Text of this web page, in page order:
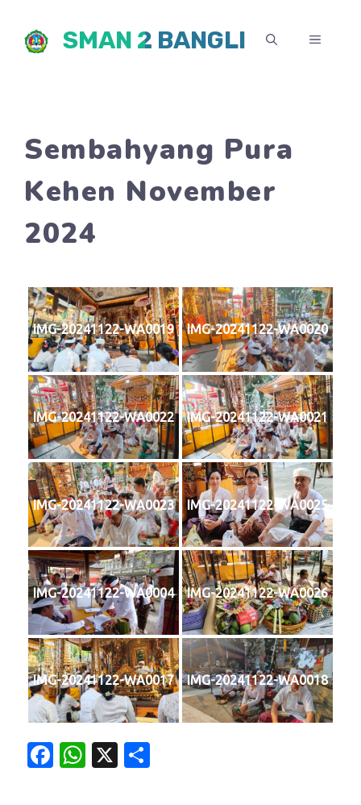
SMAN 2 BANGLI MENU
Sembahyang Pura
Kehen November
2024
IMG-20241122-WA0019 IMG-20241122-WA0020
IMG-20241122-WA0022 IMG-20241122-WA0021
IMG-20241122-WA0023 IMG-20241122-WA0025
IMG-20241122-WA0004 IMG-20241122-WA0026
IMG-20241122-WA0017 IMG-20241122-WA0018
F
W X